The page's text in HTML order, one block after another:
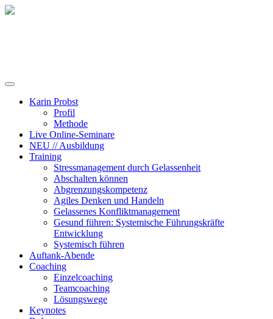
Karin Probst
Profil
Methode
Live Online-Seminare
NEU // Ausbildung
Training
Stressmanagement durch Gelassenheit
Abschalten können
Abgrenzungskompetenz
Agiles Denken und Handeln
Gelassenes Konfliktmanagement
Gesund führen: Systemische Führungskräfte
Entwicklung
Systemisch führen
Auftank-Abende
Coaching
Einzelcoaching
Teamcoaching
Lösungswege
Keynotes